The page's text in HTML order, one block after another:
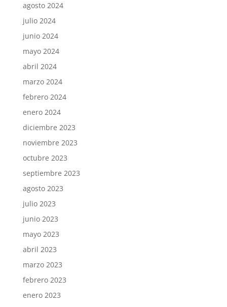
agosto 2024
julio 2024
junio 2024
mayo 2024
abril 2024
marzo 2024
febrero 2024
enero 2024
diciembre 2023
noviembre 2023
octubre 2023
septiembre 2023
agosto 2023
julio 2023
junio 2023
mayo 2023
abril 2023
marzo 2023
febrero 2023
enero 2023